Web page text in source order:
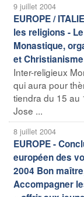
9 juillet 2004
EUROPE /
les religions -
Monastique,
et
Inter-religieux
qui aura pour
tiendra du 15 au
Jose ...
8 juillet 2004
EUROPE -
européen des
2004 Bon
Accompagner